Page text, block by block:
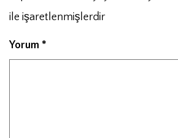
ile işaretlenmişlerdir
Yorum *